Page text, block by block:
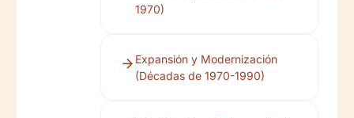
1970)
Expansión y Modernización
(Décadas de 1970-1990)